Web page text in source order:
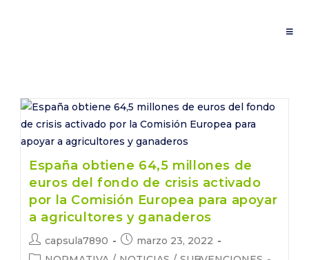
España obtiene 64,5 millones de
euros del fondo de crisis activado
por la Comisión Europea para apoyar
a agricultores y ganaderos
Autor
de
capsula7890
Publicación
de
marzo 23, 2022